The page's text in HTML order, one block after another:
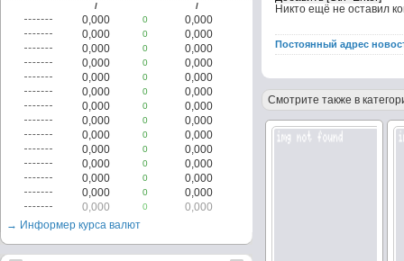
Никто ещё не оставил
Постоянный адрес
Смотрите также в
/ /
0,000 0
0,000
0,000
0
0,000
0,000
0
0,000
0,000
0
0,000
0,000
0
0,000
0,000
0
0,000
0,000
0
0,000
0,000
0
0,000
0,000
0
0,000
0,000
0
0,000
0,000
0
0,000
0,000
0
0,000
0,000
0
0,000
0,000
0
0,000
→ Информер курса валют